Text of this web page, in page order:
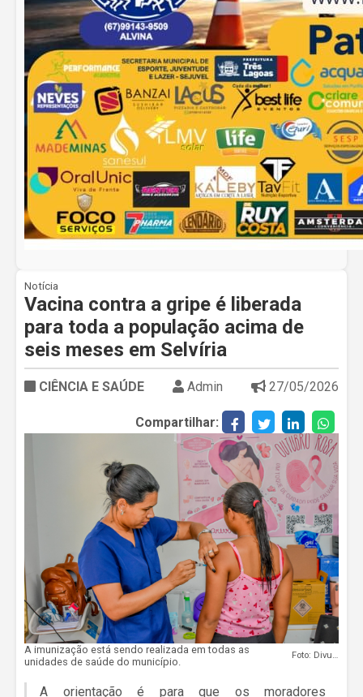
Notícia
Vacina contra a gripe é liberada
para toda a população acima de
seis meses em Selvíria
CIÊNCIA E SAÚDE Admin 27/05/2026
Compartilhar:
A imunização está sendo realizada em todas as
unidades de saúde do município.
Foto: Divulgação
A orientação é para que os moradores